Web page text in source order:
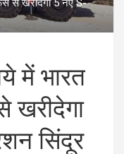
से खरीदेगा 5 नए S-
में भारत
खरीदेगा
सिंदूर